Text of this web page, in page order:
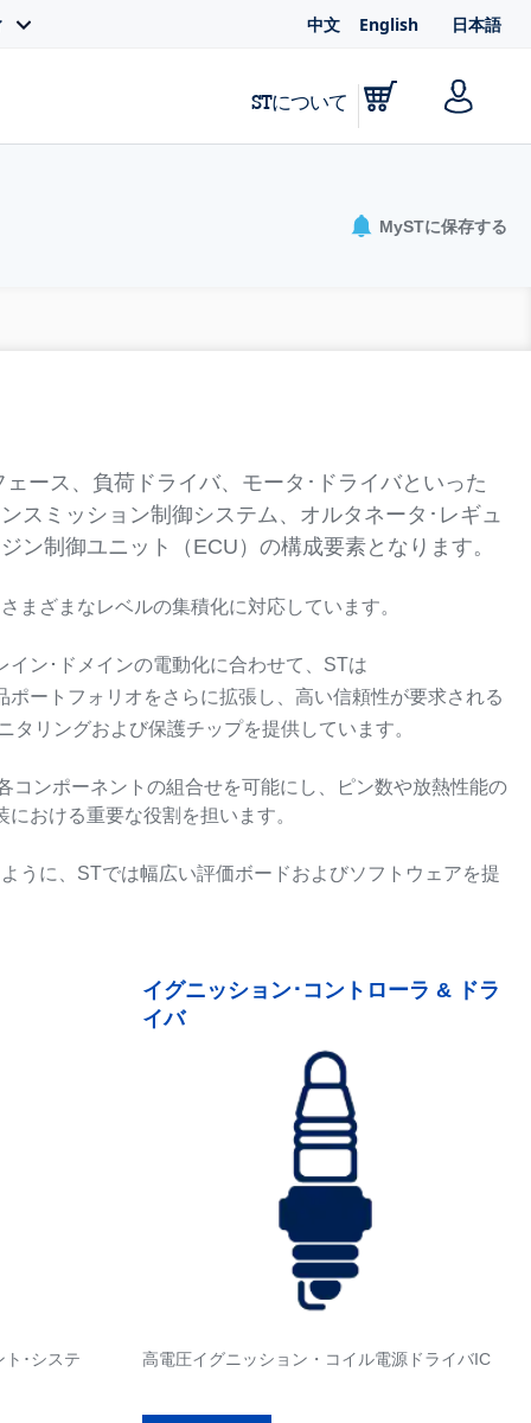
中文 English 日本語
STについて
MySTに保存する
ース、負荷ドライバ、モータ･ドライバといった
スミッション制御システム、オルタネータ･レギュ
ン制御ユニット（ECU）の構成要素となります。
まざまなレベルの集積化に対応しています。
ン･ドメインの電動化に合わせて、STは
ートフォリオをさらに拡張し、高い信頼性が要求される
リングおよび保護チップを提供しています。
ンポーネントの組合せを可能にし、ピン数や放熱性能の
おける重要な役割を担います。
うに、STでは幅広い評価ボードおよびソフトウェアを提
ト･システ
イグニッション･コントローラ & ドラ
イバ
高電圧イグニッション・コイル電源ドライバIC